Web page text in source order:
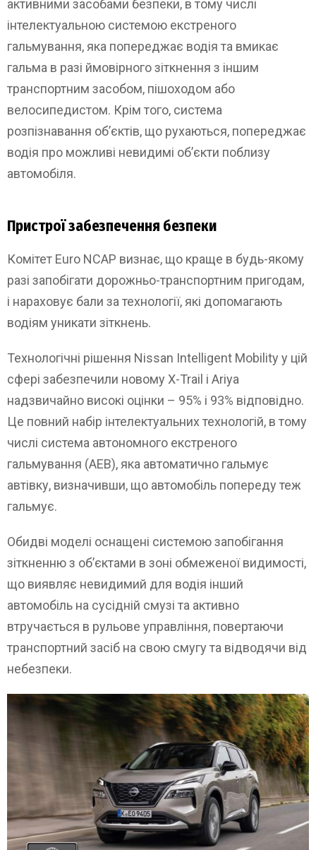
активними засобами безпеки, в тому числі
інтелектуальною системою екстреного
гальмування, яка попереджає водія та вмикає
гальма в разі ймовірного зіткнення з іншим
транспортним засобом, пішоходом або
велосипедистом. Крім того, система
розпізнавання об’єктів, що рухаються, попереджає
водія про можливі невидимі об’єкти поблизу
автомобіля.
Пристрої забезпечення безпеки
Комітет Euro NCAP визнає, що краще в будь-якому
разі запобігати дорожньо-транспортним пригодам,
і нараховує бали за технології, які допомагають
водіям уникати зіткнень.
Технологічні рішення Nissan Intelligent Mobility у цій
сфері забезпечили новому X-Trail і Ariya
надзвичайно високі оцінки – 95% і 93% відповідно.
Це повний набір інтелектуальних технологій, в тому
числі система автономного екстреного
гальмування (AEB), яка автоматично гальмує
автівку, визначивши, що автомобіль попереду теж
гальмує.
Обидві моделі оснащені системою запобігання
зіткненню з об’єктами в зоні обмеженої видимості,
що виявляє невидимий для водія інший
автомобіль на сусідній смузі та активно
втручається в рульове управління, повертаючи
транспортний засіб на свою смугу та відводячи від
небезпеки.